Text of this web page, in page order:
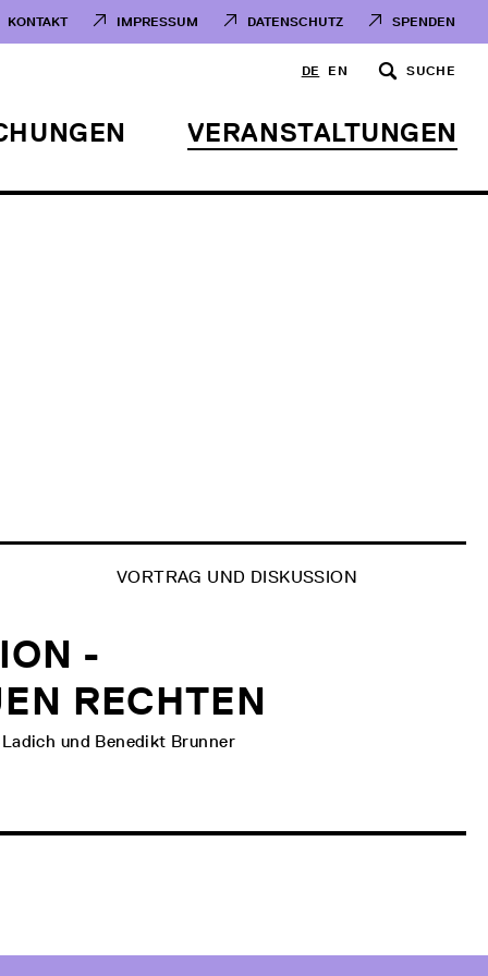
KONTAKT IMPRESSUM DATENSCHUTZ SPENDEN
DE EN SUCHE
VERANSTALTUNGEN
VORTRAG UND DISKUSSION
-
RECHTEN
und Benedikt Brunner